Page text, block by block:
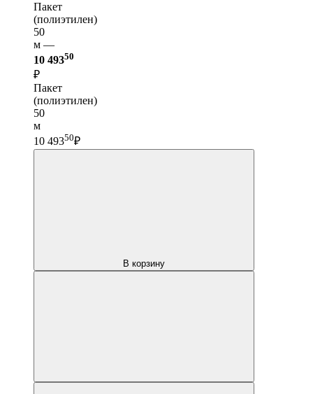
Пакет
(полиэтилен)
50
м —
10 49350
₽
Пакет
(полиэтилен)
50
м
10 49350₽
В корзину